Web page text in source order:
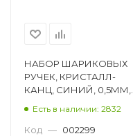
НАБОР ШАРИКОВЫХ
РУЧЕК, КРИСТАЛЛ-
КАНЦ, СИНИЙ, 0,5ММ,
Есть в наличии: 2832
Код — 002299